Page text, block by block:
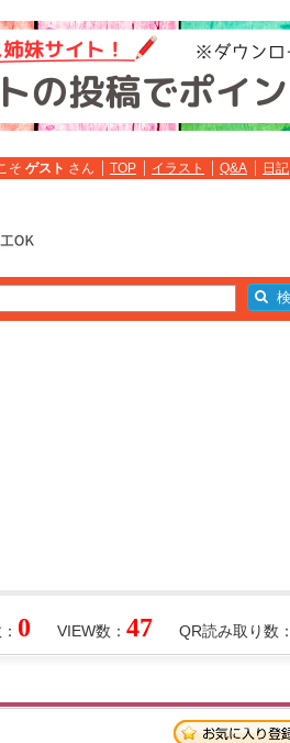
そ ゲスト さん TOP イラスト Q&A 日記
QR読み取り数：
VIEW数： 47
0